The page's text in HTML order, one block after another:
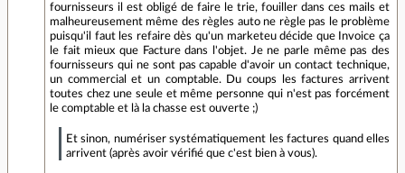
fournisseurs il est obligé de faire le trie, fouiller dans ces mails et
malheureusement même des règles auto ne règle pas le problème
puisqu'il faut les refaire dès qu'un marketeu décide que Invoice ça
le fait mieux que Facture dans l'objet. Je ne parle même pas des
fournisseurs qui ne sont pas capable d'avoir un contact technique,
un commercial et un comptable. Du coups les factures arrivent
toutes chez une seule et même personne qui n'est pas forcément
le comptable et là la chasse est ouverte ;)
Et sinon, numériser systématiquement les factures quand elles
arrivent (après avoir vérifié que c'est bien à vous).